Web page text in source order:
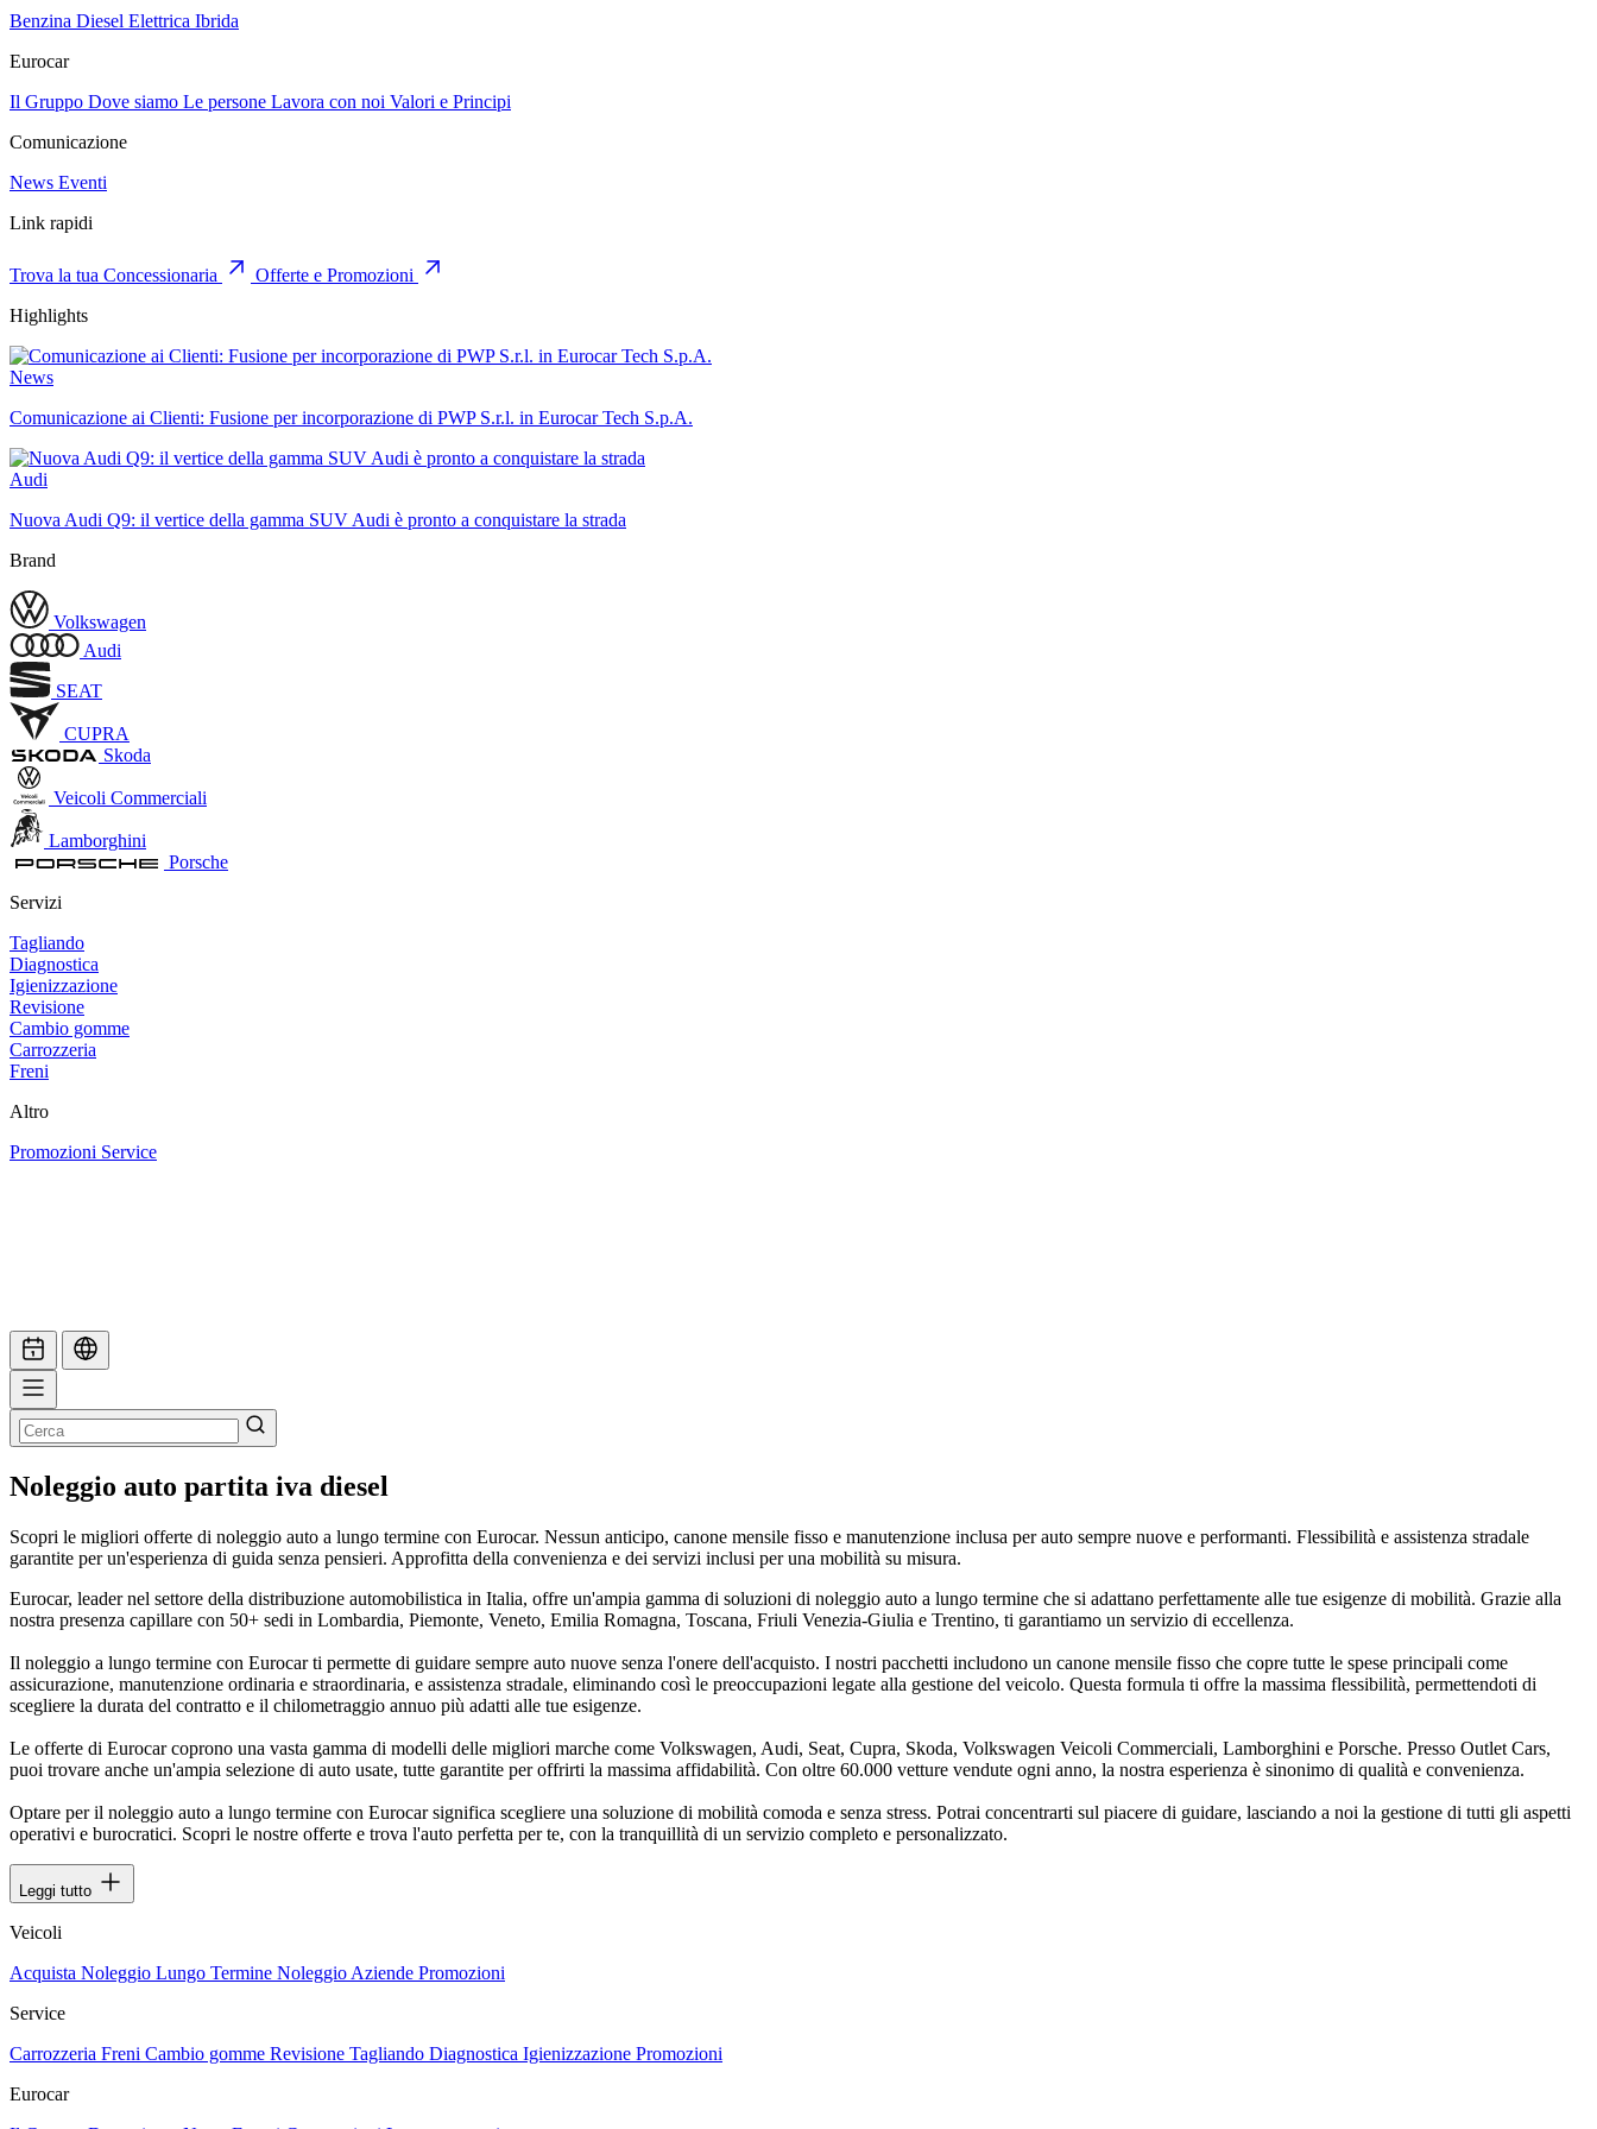
Benzina Diesel Elettrica Ibrida
Eurocar
Il Gruppo Dove siamo Le persone Lavora con noi Valori e Principi
Comunicazione
News Eventi
Link rapidi
Trova la tua Concessionaria
Offerte e Promozioni
Highlights
News
Comunicazione ai Clienti: Fusione per incorporazione di PWP S.r.l. in Eurocar Tech S.p.A.
Audi
Nuova Audi Q9: il vertice della gamma SUV Audi è pronto a conquistare la strada
Brand
Volkswagen
Audi
SEAT
CUPRA
Skoda
Veicoli Commerciali
Lamborghini
Porsche
Servizi
Tagliando
Diagnostica
Igienizzazione
Revisione
Cambio gomme
Carrozzeria
Freni
Altro
Promozioni Service
Noleggio auto partita iva diesel
Scopri le migliori offerte di noleggio auto a lungo termine con Eurocar. Nessun anticipo, canone mensile fisso e manutenzione inclusa per auto sempre nuove e performanti. Flessibilità e assistenza stradale
garantite per un'esperienza di guida senza pensieri. Approfitta della convenienza e dei servizi inclusi per una mobilità su misura.
Eurocar, leader nel settore della distribuzione automobilistica in Italia, offre un'ampia gamma di soluzioni di noleggio auto a lungo termine che si adattano perfettamente alle tue esigenze di mobilità. Grazie alla
nostra presenza capillare con 50+ sedi in Lombardia, Piemonte, Veneto, Emilia Romagna, Toscana, Friuli Venezia-Giulia e Trentino, ti garantiamo un servizio di eccellenza.
Il noleggio a lungo termine con Eurocar ti permette di guidare sempre auto nuove senza l'onere dell'acquisto. I nostri pacchetti includono un canone mensile fisso che copre tutte le spese principali come
assicurazione, manutenzione ordinaria e straordinaria, e assistenza stradale, eliminando così le preoccupazioni legate alla gestione del veicolo. Questa formula ti offre la massima flessibilità, permettendoti di
scegliere la durata del contratto e il chilometraggio annuo più adatti alle tue esigenze.
Le offerte di Eurocar coprono una vasta gamma di modelli delle migliori marche come Volkswagen, Audi, Seat, Cupra, Skoda, Volkswagen Veicoli Commerciali, Lamborghini e Porsche. Presso Outlet Cars,
puoi trovare anche un'ampia selezione di auto usate, tutte garantite per offrirti la massima affidabilità. Con oltre 60.000 vetture vendute ogni anno, la nostra esperienza è sinonimo di qualità e convenienza.
Optare per il noleggio auto a lungo termine con Eurocar significa scegliere una soluzione di mobilità comoda e senza stress. Potrai concentrarti sul piacere di guidare, lasciando a noi la gestione di tutti gli aspetti
operativi e burocratici. Scopri le nostre offerte e trova l'auto perfetta per te, con la tranquillità di un servizio completo e personalizzato.
Leggi tutto
Veicoli
Acquista Noleggio Lungo Termine Noleggio Aziende Promozioni
Service
Carrozzeria Freni Cambio gomme Revisione Tagliando Diagnostica Igienizzazione Promozioni
Eurocar